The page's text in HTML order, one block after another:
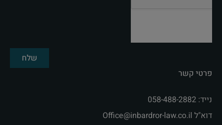
פרטי קשר
נייד: 058-488-2882
דוא"ל Office@inbardror-law.co.il‏
שלח